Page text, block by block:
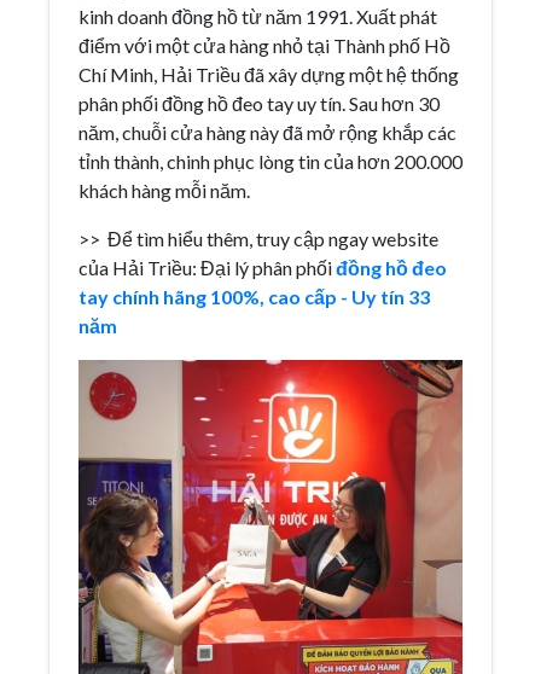
kinh doanh đồng hồ từ năm 1991. Xuất phát
điểm với một cửa hàng nhỏ tại Thành phố Hồ
Chí Minh, Hải Triều đã xây dựng một hệ thống
phân phối đồng hồ đeo tay uy tín. Sau hơn 30
năm, chuỗi cửa hàng này đã mở rộng khắp các
tỉnh thành, chinh phục lòng tin của hơn 200.000
khách hàng mỗi năm.
>> Để tìm hiểu thêm, truy cập ngay website
của Hải Triều: Đại lý phân phốiđồng hồ đeo
tay chính hãng 100%, cao cấp - Uy tín 33
năm